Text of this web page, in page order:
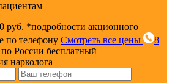
руб. *подробности акционного
по телефону Смотреть все цены
8
России бесплатный
нарколога